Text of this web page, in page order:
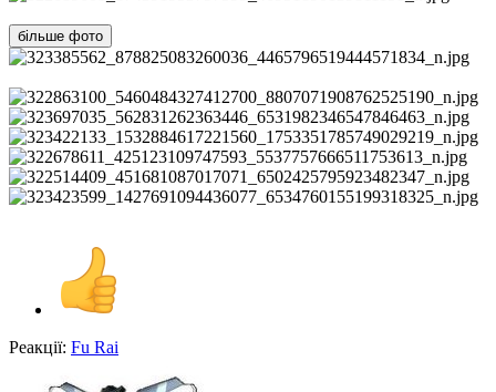
більше фото
Реакції: Fu Rai